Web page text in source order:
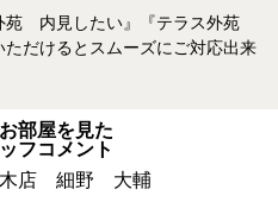
苑 内見したい』『テラス外苑
だけるとスムーズにご対応出来
部屋を見た
フコメント
木店 細野 大輔